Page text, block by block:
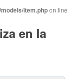
item.phpon line
en la